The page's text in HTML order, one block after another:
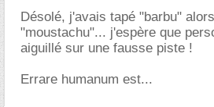
Désolé, j'avais tapé "barbu"
"moustachu"... j'espère que
aiguillé sur une fausse piste !
Errare humanum est...